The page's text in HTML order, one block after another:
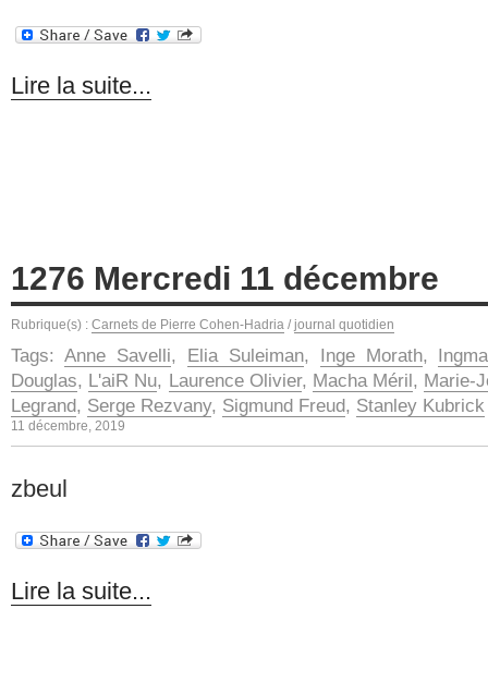
Lire la suite...
1276 Mercredi 11 décembre
Rubrique(s) : Carnets de Pierre Cohen-Hadria / journal quotidien
Tags: Anne Savelli, Elia Suleiman, Inge Morath,
Douglas, L'aiR Nu, Laurence Olivier, Macha Méril, Marie-
Legrand, Serge Rezvany, Sigmund Freud, Stanley Kubrick
11 décembre, 2019
zbeul
Lire la suite...